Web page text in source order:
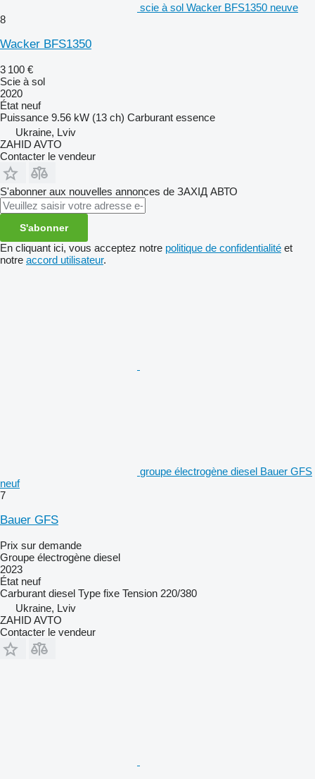
scie à sol Wacker BFS1350 neuve
8
Wacker BFS1350
3 100 €
Scie à sol
2020
État neuf
Puissance 9.56 kW (13 ch) Carburant essence
Ukraine, Lviv
ZAHID AVTO
Contacter le vendeur
S'abonner aux nouvelles annonces de ЗАХІД АВТО
S'abonner
En cliquant ici, vous acceptez notre politique de confidentialité et
notre accord utilisateur.
groupe électrogène diesel Bauer GFS
neuf
7
Bauer GFS
Prix sur demande
Groupe électrogène diesel
2023
État neuf
Carburant diesel Type fixe Tension 220/380
Ukraine, Lviv
ZAHID AVTO
Contacter le vendeur